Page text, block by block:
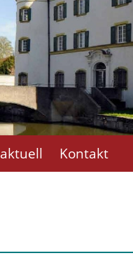
aktuell Kontakt